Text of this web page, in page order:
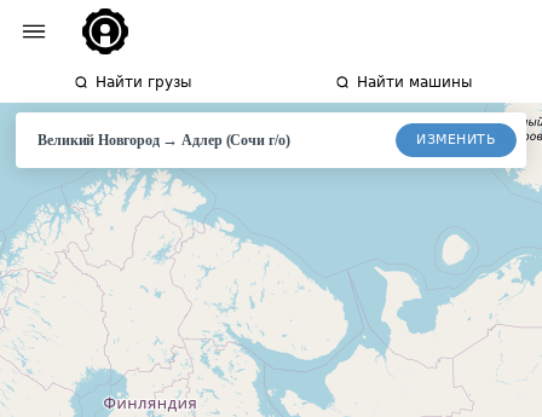
Найти грузы Найти машины
Великий Новгород→Адлер (Сочи г/о) ИЗМЕНИТЬ